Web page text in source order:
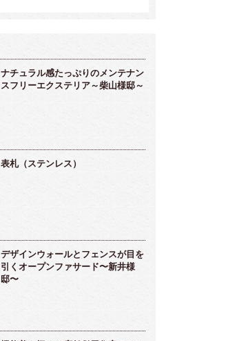
ナチュラル感たっぷりのメンテナン
スフリーエクステリア～柴山様邸～
表札（ステンレス）
デザインウォールとフェンスが目を
引くオープンファサード〜新井様
邸〜